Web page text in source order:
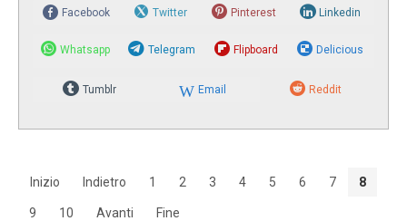
Facebook Twitter Pinterest Linkedin
Whatsapp Telegram Flipboard Delicious
Tumblr Email Reddit
Inizio Indietro 1 2 3 4 5 6 7 8
9 10 Avanti Fine